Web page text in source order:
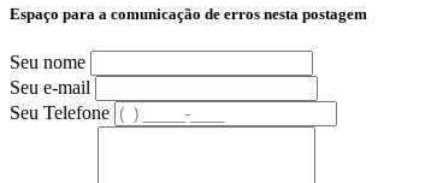
Espaço para a comunicação de erros nesta postagem
Seu nome
Seu e-mail
Seu Telefone